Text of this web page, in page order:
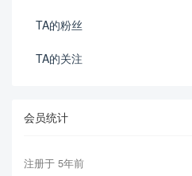
TA的粉丝
TA的关注
会员统计
注册于 5年前